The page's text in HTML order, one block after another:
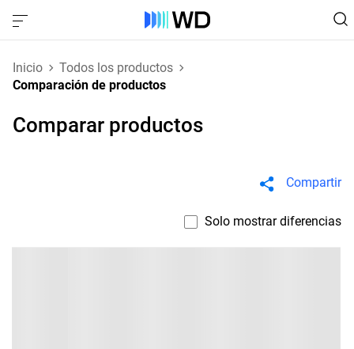
Inicio
Todos los productos
Comparación de productos
Comparar productos
Compartir
Solo mostrar diferencias